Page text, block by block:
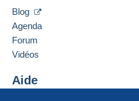
Blog
Agenda
Forum
Vidéos
Aide